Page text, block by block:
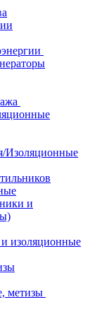
Изоляционные
и
изоляционные
метизы